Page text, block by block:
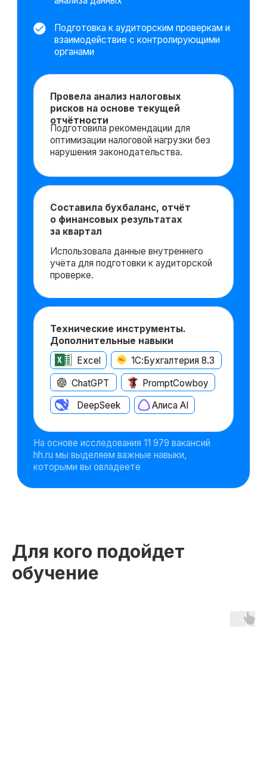
Для кого подойдет
обучение
Попробовать 48 часов
Хотите понять,
подходит ли
вам данная
профессия?